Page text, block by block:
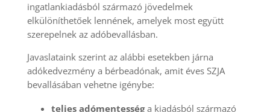
ingatlankiadásból származó jövedelmek
elkülöníthetőek lennének, amelyek most együtt
szerepelnek az adóbevallásban.
Javaslataink szerint az alábbi esetekben járna
adókedvezmény a bérbeadónak, amit éves SZJA
bevallásában vehetne igénybe:
teljes adómentességa kiadásból származó